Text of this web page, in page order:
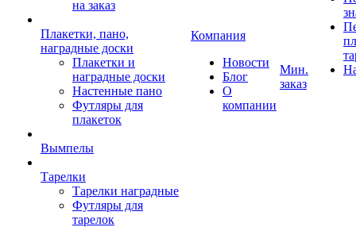
на заказ
Плакетки, пано,
наградные доски
Плакетки и
наградные доски
Настенные пано
Футляры для
плакеток
Вымпелы
Тарелки
Тарелки наградные
Футляры для
тарелок
Компания
Новости
Блог
О
компании
Мин.
заказ